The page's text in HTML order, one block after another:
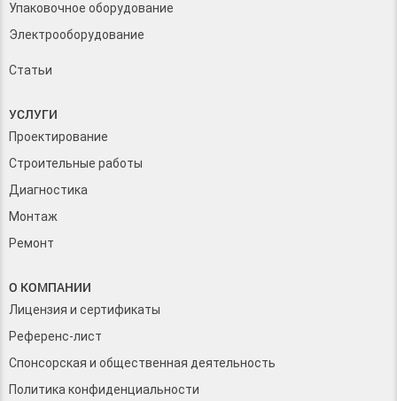
Упаковочное оборудование
Электрооборудование
Статьи
УСЛУГИ
Проектирование
Строительные работы
Диагностика
Монтаж
Ремонт
О КОМПАНИИ
Лицензия и сертификаты
Референс-лист
Спонсорская и общественная деятельность
Политика конфиденциальности